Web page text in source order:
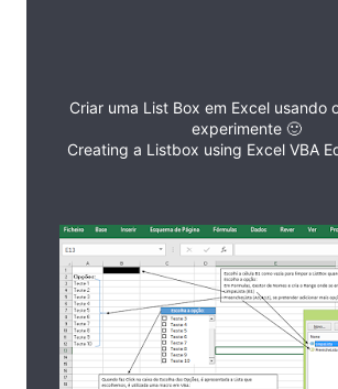
Criar uma List Box em Excel usando
experimente 🙂
Creating a Listbox using Excel VBA